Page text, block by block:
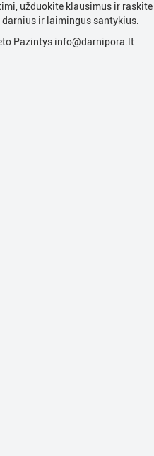
užduokite klausimus ir raskite
ir laimingus santykius.
Pazintys info@darnipora.lt